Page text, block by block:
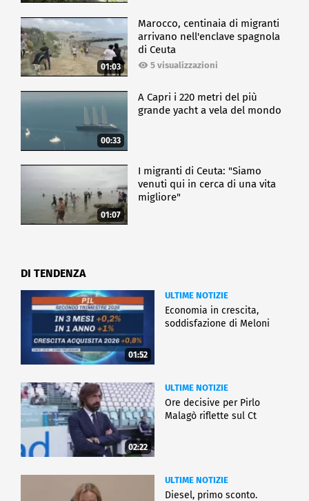
01:03
Marocco, centinaia di migranti
arrivano nell'enclave spagnola
di Ceuta
5 visualizzazioni
00:33
A Capri i 220 metri del più
grande yacht a vela del mondo
01:07
I migranti di Ceuta: "Siamo
venuti qui in cerca di una vita
migliore"
DI TENDENZA
01:52
ULTIME NOTIZIE
Economia in crescita,
soddisfazione di Meloni
02:22
ULTIME NOTIZIE
Ore decisive per Pirlo
Malagò riflette sul Ct
ULTIME NOTIZIE
Diesel, primo sconto.